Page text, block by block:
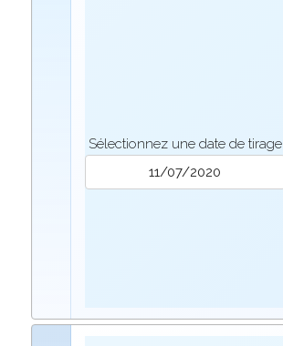
Sélectionnez une date de tirage